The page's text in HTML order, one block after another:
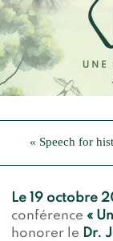
« Speech for
Le 19 octobre
conférence «
honorer le Dr.